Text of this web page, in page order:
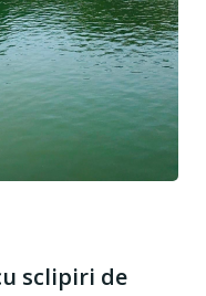
sclipiri de